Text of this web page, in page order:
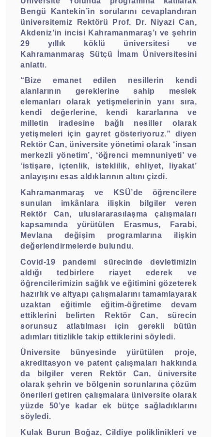
Bengü Kantekin’in sorularını cevaplandıran
üniversitemiz Rektörü Prof. Dr. Niyazi Can,
Akdeniz’in incisi Kahramanmaraş’ı ve şehrin
29 yıllık köklü üniversitesi ve
Kahramanmaraş Sütçü İmam Üniversitesini
anlattı.
“Bize emanet edilen nesillerin kendi
alanlarının gereklerine sahip meslek
elemanları olarak yetişmelerinin yanı sıra,
kendi değerlerine, kendi kararlarına ve
milletin iradesine bağlı nesiller olarak
yetişmeleri için gayret gösteriyoruz.” diyen
Rektör Can, üniversite yönetimi olarak ‘insan
merkezli yönetim’, ‘öğrenci memnuniyeti’ ve
‘istişare, içtenlik, isteklilik, ehliyet, liyakat’
anlayışını esas aldıklarının altını çizdi.
Kahramanmaraş ve KSÜ’de öğrencilere
sunulan imkânlara ilişkin bilgiler veren
Rektör Can, uluslararasılaşma çalışmaları
kapsamında yürütülen Erasmus, Farabi,
Mevlana değişim programlarına ilişkin
değerlendirmelerde bulundu.
Covid-19 pandemi sürecinde devletimizin
aldığı tedbirlere riayet ederek ve
öğrencilerimizin sağlık ve eğitimini gözeterek
hazırlık ve altyapı çalışmalarını tamamlayarak
uzaktan eğitimle eğitim-öğretime devam
ettiklerini belirten Rektör Can, sürecin
sorunsuz atlatılması için gerekli bütün
adımları titizlikle takip ettiklerini söyledi.
Üniversite bünyesinde yürütülen proje,
akreditasyon ve patent çalışmaları hakkında
da bilgiler veren Rektör Can, üniversite
olarak şehrin ve bölgenin sorunlarına çözüm
önerileri getiren çalışmalara üniversite olarak
yüzde 50’ye kadar ek bütçe sağladıklarını
söyledi.
Kulak Burun Boğaz, Cildiye poliklinikleri ve